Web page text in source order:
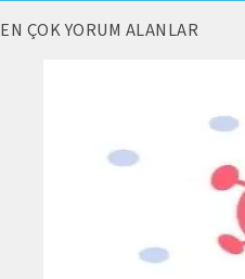
EN ÇOK YORUM ALANLAR